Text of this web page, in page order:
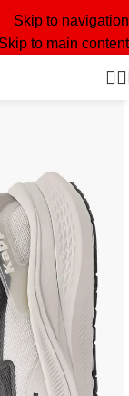
Skip to navigation
Skip to main content